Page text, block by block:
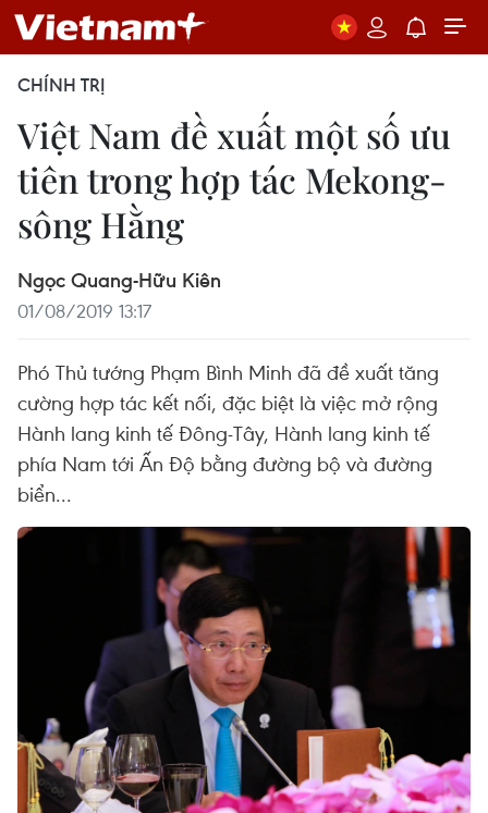
CHÍNH TRỊ
Việt Nam đề xuất một số ưu
tiên trong hợp tác Mekong-
sông Hằng
Ngọc Quang-Hữu Kiên
01/08/2019 13:17
Phó Thủ tướng Phạm Bình Minh đã đề xuất tăng
cường hợp tác kết nối, đặc biệt là việc mở rộng
Hành lang kinh tế Đông-Tây, Hành lang kinh tế
phía Nam tới Ấn Độ bằng đường bộ và đường
biển...